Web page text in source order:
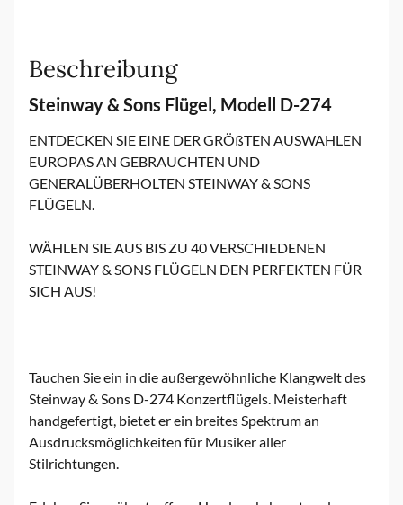
Beschreibung
Steinway & Sons Flügel, Modell D-274
ENTDECKEN SIE EINE DER GRÖßTEN AUSWAHLEN
EUROPAS AN GEBRAUCHTEN UND
GENERALÜBERHOLTEN STEINWAY & SONS
FLÜGELN.
WÄHLEN SIE AUS BIS ZU 40 VERSCHIEDENEN
STEINWAY & SONS FLÜGELN DEN PERFEKTEN FÜR
SICH AUS!
Tauchen Sie ein in die außergewöhnliche Klangwelt des
Steinway & Sons D-274 Konzertflügels. Meisterhaft
handgefertigt, bietet er ein breites Spektrum an
Ausdrucksmöglichkeiten für Musiker aller
Stilrichtungen.